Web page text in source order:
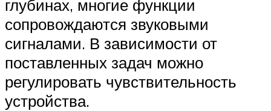
глубинах, многие функции
сопровождаются звуковыми
сигналами. В зависимости от
поставленных задач можно
регулировать чувствительность
устройства.